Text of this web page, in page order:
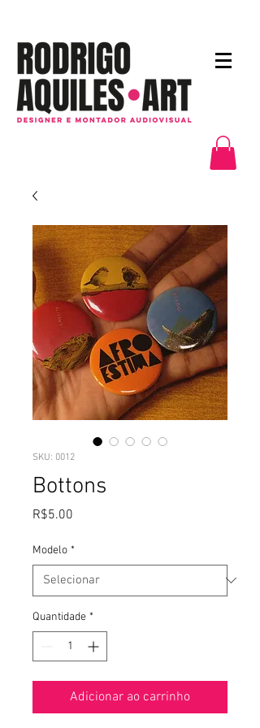
SKU: 0012
Bottons
R$5.00
Modelo *
Quantidade *
Adicionar ao carrinho